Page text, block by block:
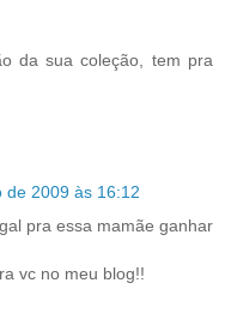
da sua coleção, tem pra
de 2009 às 16:12
pra essa mamãe ganhar
vc no meu blog!!